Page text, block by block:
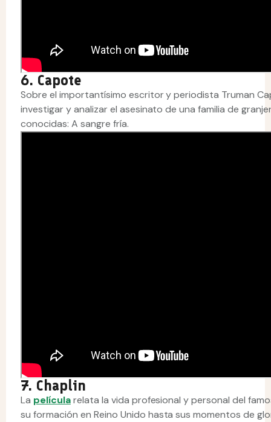
6. Capote
Sobre el importantísimo escritor y periodista Truman
investigar y analizar el asesinato de una familia de
conocidas: A sangre fría.
7. Chaplin
La películarelata la vida profesional y personal del
su formación en Reino Unido hasta sus momentos de